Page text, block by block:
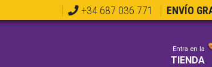
+34 687 036 771 ENVÍO
Entra en la
TIENDA